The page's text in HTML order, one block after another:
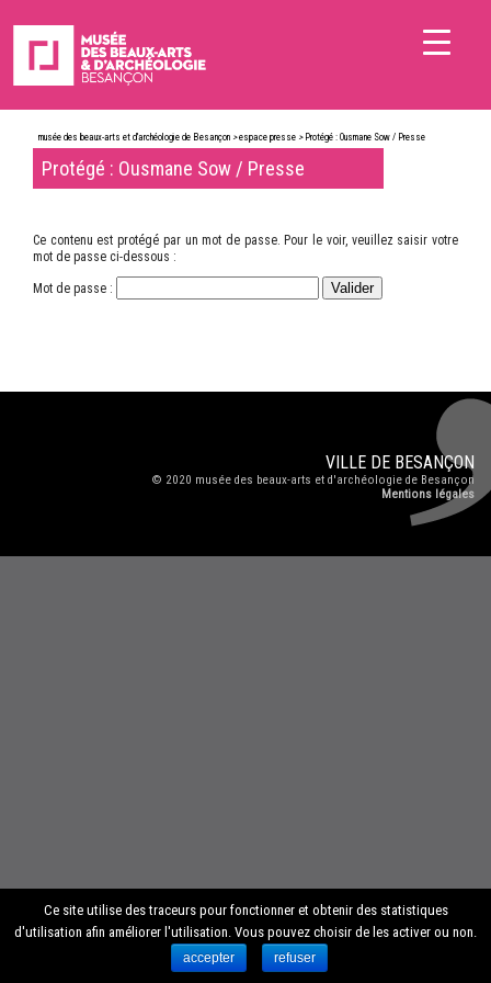
musée des beaux-arts et d'archéologie de Besançon >espace presse > Protégé : Ousmane Sow / Presse
Protégé : Ousmane Sow / Presse
Ce contenu est protégé par un mot de passe. Pour le voir, veuillez saisir votre
mot de passe ci-dessous :
Mot de passe :
VILLE DE BESANÇON
© 2020 musée des beaux-arts et d'archéologie de Besançon
Mentions légales
Ce site utilise des traceurs pour fonctionner et obtenir des statistiques
d'utilisation afin améliorer l'utilisation. Vous pouvez choisir de les activer ou non.
accepter refuser